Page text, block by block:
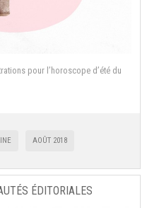
pour l’horoscope d’été du
AOÛT 2018
ÉDITORIALES